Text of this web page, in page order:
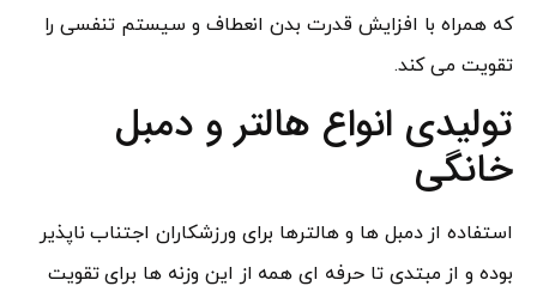
که همراه با افزایش قدرت بدن انعطاف و سیستم تنفسی را
تقویت می کند.
تولیدی انواع هالتر و دمبل
خانگی
استفاده از دمبل ها و هالترها برای ورزشکاران اجتناب ناپذیر
بوده و از مبتدی تا حرفه ای همه از این وزنه ها برای تقویت